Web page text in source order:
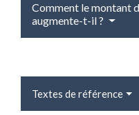
Comment le montant
augmente-t-il ?
Textes de référence